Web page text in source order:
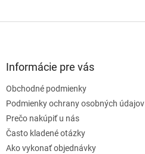
Informácie pre vás
Obchodné podmienky
Podmienky ochrany osobných údajov
Prečo nakúpiť u nás
Často kladené otázky
Ako vykonať objednávky